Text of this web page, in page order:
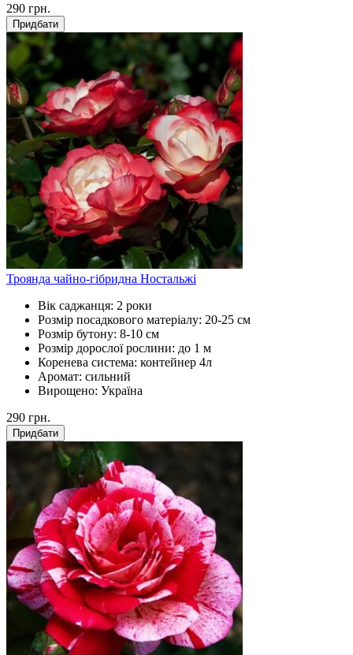
290 грн.
Придбати
Троянда чайно-гібридна Ностальжі
Вік саджанця: 2 роки
Розмір посадкового матеріалу: 20-25 см
Розмір бутону: 8-10 см
Розмір дорослої рослини: до 1 м
Коренева система: контейнер 4л
Аромат: сильний
Вирощено: Україна
290 грн.
Придбати